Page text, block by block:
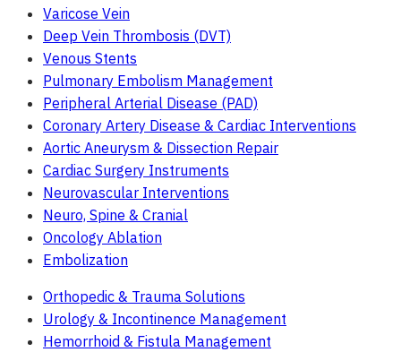
Varicose Vein
Deep Vein Thrombosis (DVT)
Venous Stents
Pulmonary Embolism Management
Peripheral Arterial Disease (PAD)
Coronary Artery Disease & Cardiac Interventions
Aortic Aneurysm & Dissection Repair
Cardiac Surgery Instruments
Neurovascular Interventions
Neuro, Spine & Cranial
Oncology Ablation
Embolization
Orthopedic & Trauma Solutions
Urology & Incontinence Management
Hemorrhoid & Fistula Management